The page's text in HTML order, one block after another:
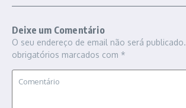
Deixe um Comentário
O seu endereço de email não será publicado.
obrigatórios marcados com *